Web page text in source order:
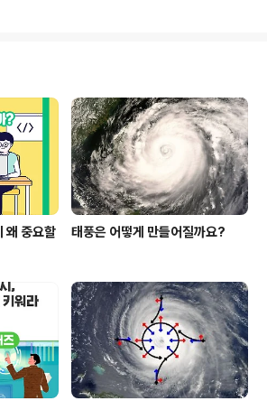
교육외교 지도력을 확대하
한층 높일 수 있을 것으로 기
APEC 교육장관회의는 AP
모여 테이블에 앉아 딱딱한 회
니겠죠~ (21개국 교육장관과
중요할
태풍은 어떻게 만들어질까요?